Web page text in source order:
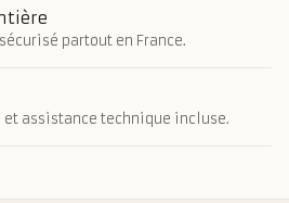
partout en France.
assistance technique incluse.